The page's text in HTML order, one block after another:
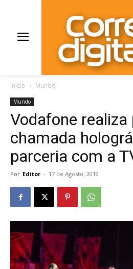
Início Mundo
Mundo
Vodafone realiza
chamada
parceria com a
Por Editor - 17 de Agosto, 2019